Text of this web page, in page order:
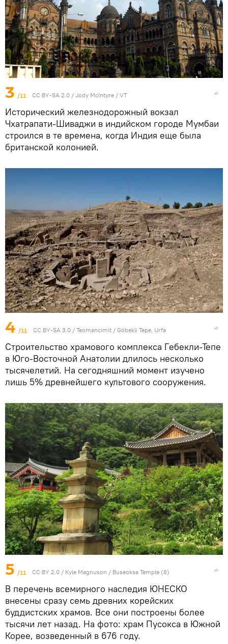
3 /11 CC BY-SA 2.0 / Jody McIntyre / VT
Исторический железнодорожный вокзал
Чхатрапати-Шиваджи в индийском городе Мумбаи
строился в те времена, когда Индия еще была
британской колонией.
4 /11 CC BY-SA 3.0 / Teomancimit / Göbekli Tepe, Urfa
Строительство храмового комплекса Гeбекли-Тепе
в Юго-Восточной Анатолии длилось несколько
тысячелетий. На сегодняшний момент изучено
лишь 5% древнейшего культового сооружения.
5 /11 CC BY 2.0 / Kyle Magnuson / Buseoksa Temple (8)
В перечень всемирного наследия ЮНЕСКО
внесены сразу семь древних корейских
буддистских храмов. Все они построены более
тысячи лет назад. На фото: храм Пусокса в Южной
Корее, возведенный в 676 году.